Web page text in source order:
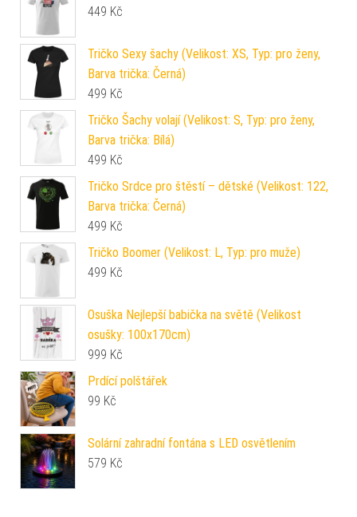
449 Kč
Tričko Sexy šachy (Velikost: XS, Typ: pro ženy,
Barva trička: Černá)
499 Kč
Tričko Šachy volají (Velikost: S, Typ: pro ženy,
Barva trička: Bílá)
499 Kč
Tričko Srdce pro štěstí – dětské (Velikost: 122,
Barva trička: Černá)
499 Kč
Tričko Boomer (Velikost: L, Typ: pro muže)
499 Kč
Osuška Nejlepší babička na světě (Velikost
osušky: 100x170cm)
999 Kč
Prdící polštářek
99 Kč
Solární zahradní fontána s LED osvětlením
579 Kč